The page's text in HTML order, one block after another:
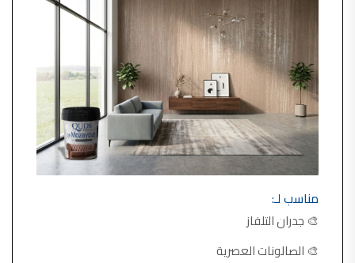
مناسب لـ:
🎨 جدران التلفاز
🎨 الصالونات العصرية